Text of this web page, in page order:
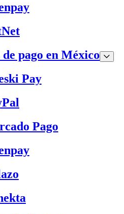
pago en México
Pay
Pago